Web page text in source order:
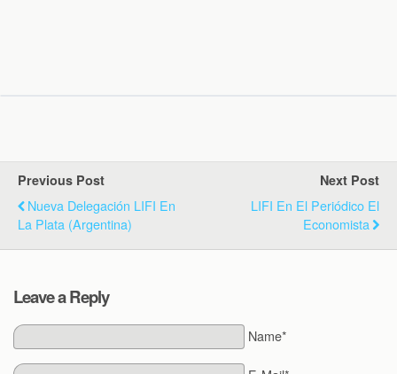
Previous Post
Nueva Delegación LIFI En
La Plata (Argentina)
Next Post
LIFI En El Periódico El
Economista
Leave a Reply
Name*